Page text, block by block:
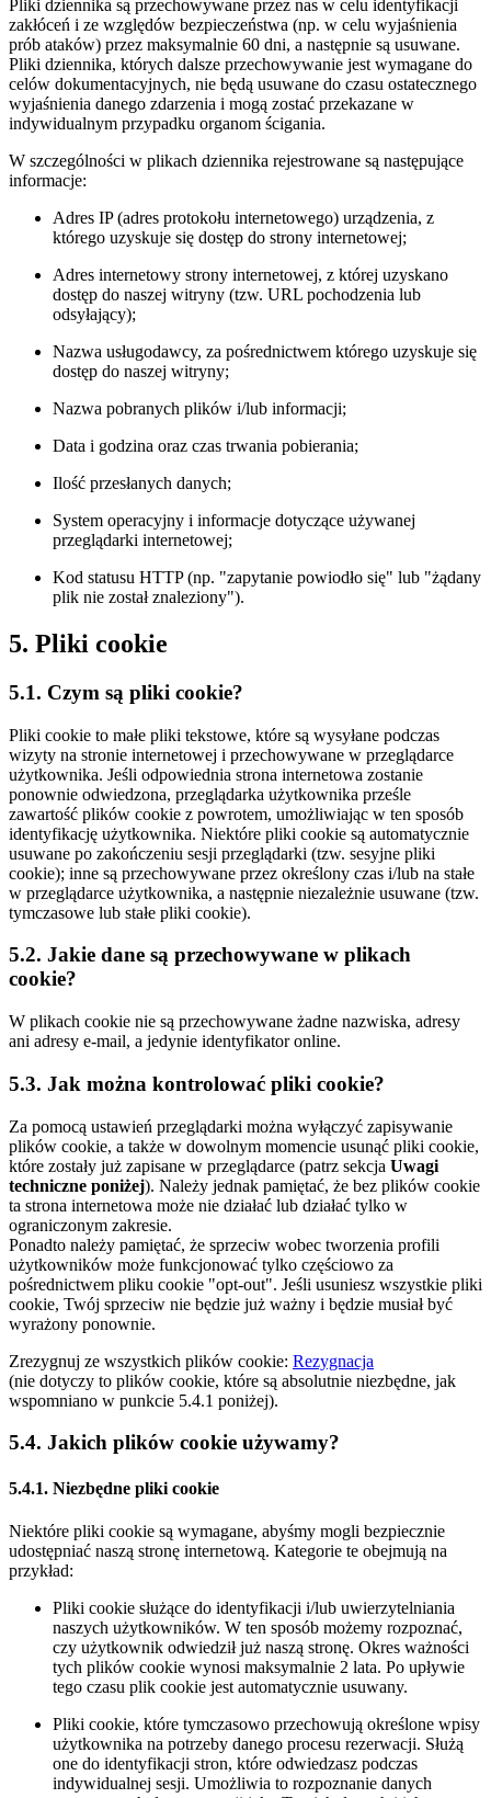
Pliki dziennika są przechowywane przez nas w celu identyfikacji
zakłóceń i ze względów bezpieczeństwa (np. w celu wyjaśnienia
prób ataków) przez maksymalnie 60 dni, a następnie są usuwane.
Pliki dziennika, których dalsze przechowywanie jest wymagane do
celów dokumentacyjnych, nie będą usuwane do czasu ostatecznego
wyjaśnienia danego zdarzenia i mogą zostać przekazane w
indywidualnym przypadku organom ścigania.
W szczególności w plikach dziennika rejestrowane są następujące
informacje:
Adres IP (adres protokołu internetowego) urządzenia, z
którego uzyskuje się dostęp do strony internetowej;
Adres internetowy strony internetowej, z której uzyskano
dostęp do naszej witryny (tzw. URL pochodzenia lub
odsyłający);
Nazwa usługodawcy, za pośrednictwem którego uzyskuje się
dostęp do naszej witryny;
Nazwa pobranych plików i/lub informacji;
Data i godzina oraz czas trwania pobierania;
Ilość przesłanych danych;
System operacyjny i informacje dotyczące używanej
przeglądarki internetowej;
Kod statusu HTTP (np. "zapytanie powiodło się" lub "żądany
plik nie został znaleziony").
5. Pliki cookie
5.1. Czym są pliki cookie?
Pliki cookie to małe pliki tekstowe, które są wysyłane podczas
wizyty na stronie internetowej i przechowywane w przeglądarce
użytkownika. Jeśli odpowiednia strona internetowa zostanie
ponownie odwiedzona, przeglądarka użytkownika prześle
zawartość plików cookie z powrotem, umożliwiając w ten sposób
identyfikację użytkownika. Niektóre pliki cookie są automatycznie
usuwane po zakończeniu sesji przeglądarki (tzw. sesyjne pliki
cookie); inne są przechowywane przez określony czas i/lub na stałe
w przeglądarce użytkownika, a następnie niezależnie usuwane (tzw.
tymczasowe lub stałe pliki cookie).
5.2. Jakie dane są przechowywane w plikach
cookie?
W plikach cookie nie są przechowywane żadne nazwiska, adresy
ani adresy e-mail, a jedynie identyfikator online.
5.3. Jak można kontrolować pliki cookie?
Za pomocą ustawień przeglądarki można wyłączyć zapisywanie
plików cookie, a także w dowolnym momencie usunąć pliki cookie,
które zostały już zapisane w przeglądarce (patrz sekcja Uwagi
techniczne poniżej). Należy jednak pamiętać, że bez plików cookie
ta strona internetowa może nie działać lub działać tylko w
ograniczonym zakresie.
Ponadto należy pamiętać, że sprzeciw wobec tworzenia profili
użytkowników może funkcjonować tylko częściowo za
pośrednictwem pliku cookie "opt-out". Jeśli usuniesz wszystkie pliki
cookie, Twój sprzeciw nie będzie już ważny i będzie musiał być
wyrażony ponownie.
Zrezygnuj ze wszystkich plików cookie: Rezygnacja
(nie dotyczy to plików cookie, które są absolutnie niezbędne, jak
wspomniano w punkcie 5.4.1 poniżej).
5.4. Jakich plików cookie używamy?
5.4.1. Niezbędne pliki cookie
Niektóre pliki cookie są wymagane, abyśmy mogli bezpiecznie
udostępniać naszą stronę internetową. Kategorie te obejmują na
przykład:
Pliki cookie służące do identyfikacji i/lub uwierzytelniania
naszych użytkowników. W ten sposób możemy rozpoznać,
czy użytkownik odwiedził już naszą stronę. Okres ważności
tych plików cookie wynosi maksymalnie 2 lata. Po upływie
tego czasu plik cookie jest automatycznie usuwany.
Pliki cookie, które tymczasowo przechowują określone wpisy
użytkownika na potrzeby danego procesu rezerwacji. Służą
one do identyfikacji stron, które odwiedzasz podczas
indywidualnej sesji. Umożliwia to rozpoznanie danych